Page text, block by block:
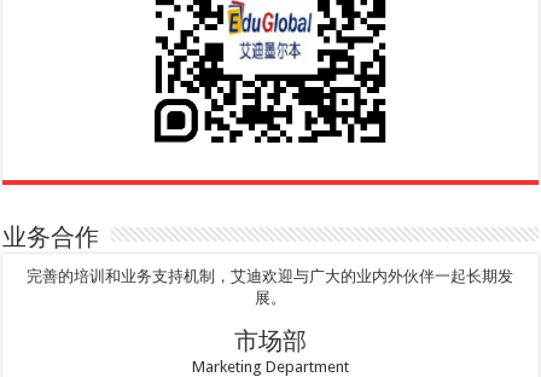
业务合作
完善的培训和业务支持机制，艾迪欢迎与广大的业内外伙伴一起长期发
展。
市场部
Marketing Department